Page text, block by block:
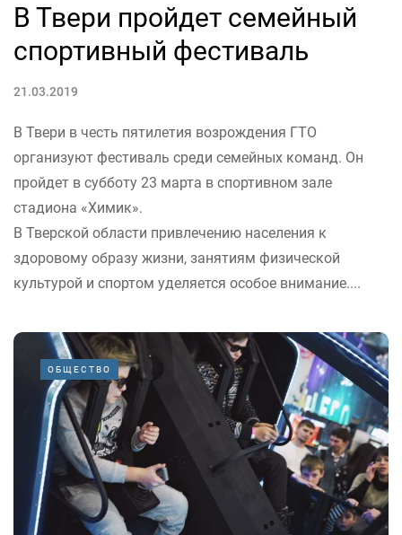
В Твери пройдет семейный
спортивный фестиваль
21.03.2019
В Твери в честь пятилетия возрождения ГТО
организуют фестиваль среди семейных команд. Он
пройдет в субботу 23 марта в спортивном зале
стадиона «Химик».
В Тверской области привлечению населения к
здоровому образу жизни, занятиям физической
культурой и спортом уделяется особое внимание....
ОБЩЕСТВО